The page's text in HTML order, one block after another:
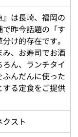
』は長崎、福岡の
昨今話題の「す
け的存在です。
、お寿司でお酒
ん、ランチタイ
んだんに使った
る定食をご提供
スト